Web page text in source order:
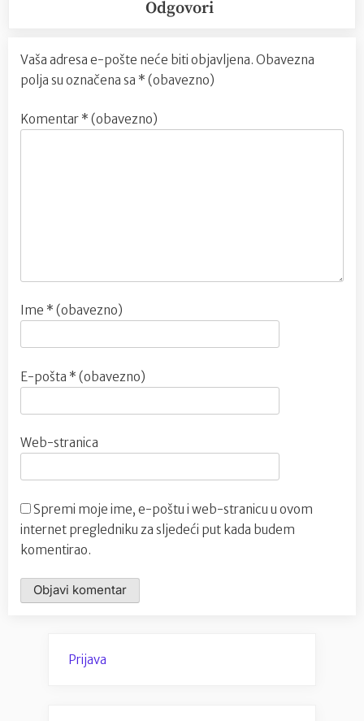
Odgovori
Vaša adresa e-pošte neće biti objavljena. Obavezna
polja su označena sa * (obavezno)
Komentar * (obavezno)
Ime * (obavezno)
E-pošta * (obavezno)
Web-stranica
Spremi moje ime, e-poštu i web-stranicu u ovom
internet pregledniku za sljedeći put kada budem
komentirao.
Prijava